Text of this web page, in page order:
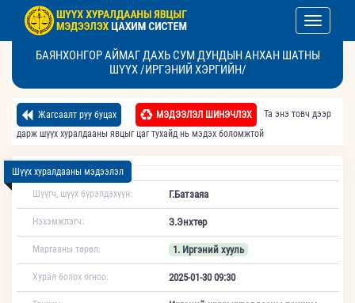
Toggle
БАЯНХОНГОР АЙМАГ ДАХЬ СУМ ДУНДЫН АНХАН ШАТНЫ
ШҮҮХ /ИРГЭНИЙ ХЭРГИЙН/
Жагсаалт руу буцах МЭДЭЭЛЭЛ ШИНЭЧЛЭХ
Та энэ товч дээр
дарж шүүх хуралдааны явцыг цаг тухайд нь мэдэх боломжтой
Шүүх хуралдааны мэдээлэл
Шүүгч, шүүх бүрэлдэхүүн:
Г.Батзаяа
Нэхэмжлэгч: З.Энхтөр
Маргааны төрөл: 1. Иргэний хууль
Хурал болох огноо: 2025-01-30 09:30